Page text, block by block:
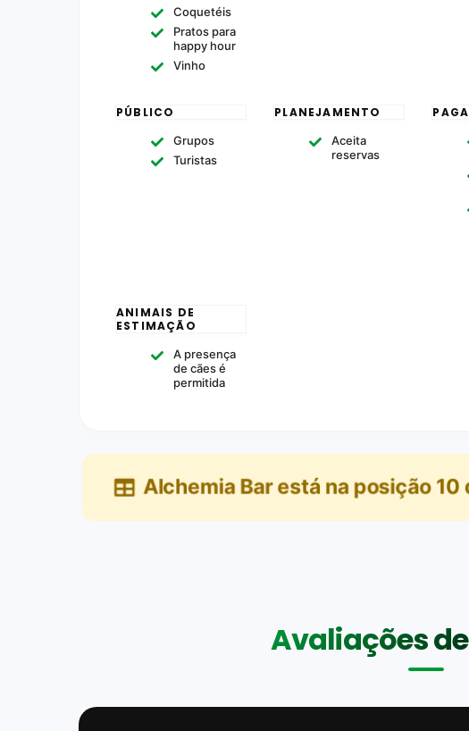
Coquetéis
Pratos para
happy hour
Vinho
PÚBLICO
Grupos
Turistas
PLANEJAMENTO
Aceita
reservas
ANIMAIS DE
ESTIMAÇÃO
A presença
de cães é
permitida
Alchemia Bar está na posição 10
Avaliações